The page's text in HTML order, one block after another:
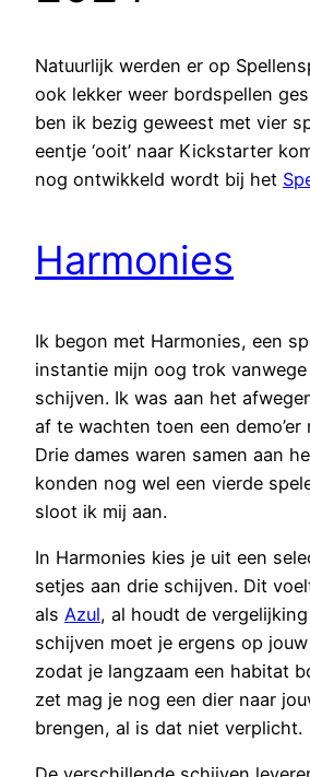
Natuurlijk werden er op
ook lekker weer bordspellen
ben ik bezig geweest met vier
eentje ‘ooit’ naar Kickstarter
nog ontwikkeld wordt bij het
Harmonies
Ik begon met Harmonies, een
instantie mijn oog trok
schijven. Ik was aan het
af te wachten toen een demo’er
Drie dames waren samen aan
konden nog wel een vierde
sloot ik mij aan.
In Harmonies kies je uit een
setjes aan drie schijven. Dit
als Azul, al houdt de
schijven moet je ergens op
zodat je langzaam een habitat
zet mag je nog een dier naar
brengen, al is dat niet verplicht.